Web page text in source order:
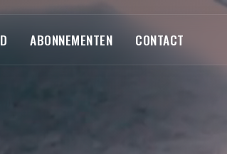
ABONNEMENTEN CONTACT